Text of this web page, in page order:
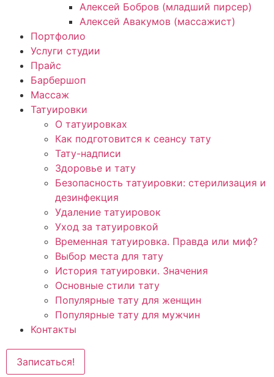
Алексей Бобров (младший пирсер)
Алексей Авакумов (массажист)
Портфолио
Услуги студии
Прайс
Барбершоп
Массаж
Татуировки
О татуировках
Как подготовится к сеансу тату
Тату-надписи
Здоровье и тату
Безопасность татуировки: стерилизация и
дезинфекция
Удаление татуировок
Уход за татуировкой
Временная татуировка. Правда или миф?
Выбор места для тату
История татуировки. Значения
Основные стили тату
Популярные тату для женщин
Популярные тату для мужчин
Контакты
Записаться!